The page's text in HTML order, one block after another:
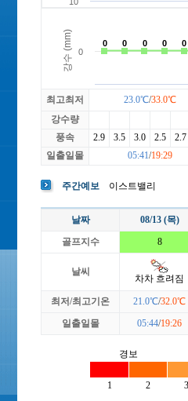
최고최저 23.0℃/33.0℃
강수량
풍속
2.9 3.5 3.0 2.5
2.7
일출일몰
05:41/19:29
주간예보 이스트밸리
날짜
08/13 (목)
골프지수
8
날씨
차차 흐려짐
최저/최고기온 21.0℃/32.0℃
일출일몰
05:44/19:26
경보
1 2 3